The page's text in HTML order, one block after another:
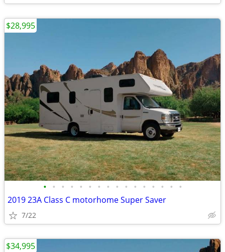
• • • • • • • • • • • • • • • •
2019 23A Class C motorhome Super Saver
7/22
$28,995
$34,995